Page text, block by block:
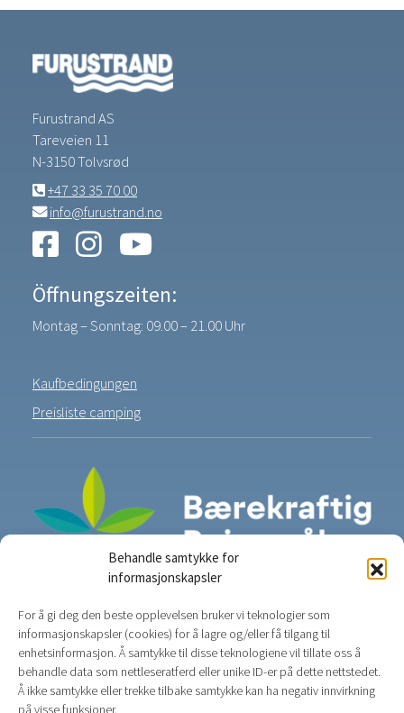
Behandle samtykke for
informasjonskapsler
For å gi deg den beste opplevelsen bruker vi teknologier som
informasjonskapsler (cookies) for å lagre og/eller få tilgang til
enhetsinformasjon. Å samtykke til disse teknologiene vil tillate oss å
behandle data som nettleseratferd eller unike ID-er på dette nettstedet.
Å ikke samtykke eller trekke tilbake samtykke kan ha negativ innvirkning
på visse funksjoner.
Furustrand AS
Tareveien 11
N-3150 Tolvsrød
+47 33 35 70 00
info@furustrand.no
Öffnungszeiten:
Montag – Sonntag: 09.00 – 21.00 Uhr
Kaufbedingungen
Preisliste camping